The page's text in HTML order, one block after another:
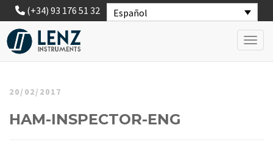
Español
(+34) 93 176 51 32
20/02/2017
HAM-INSPECTOR-ENG